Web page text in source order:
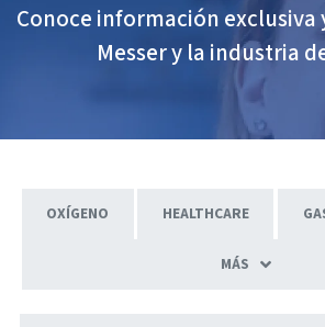
Conoce información exclusiva
Messer y la industria
OXÍGENO HEALTHCARE
MÁS